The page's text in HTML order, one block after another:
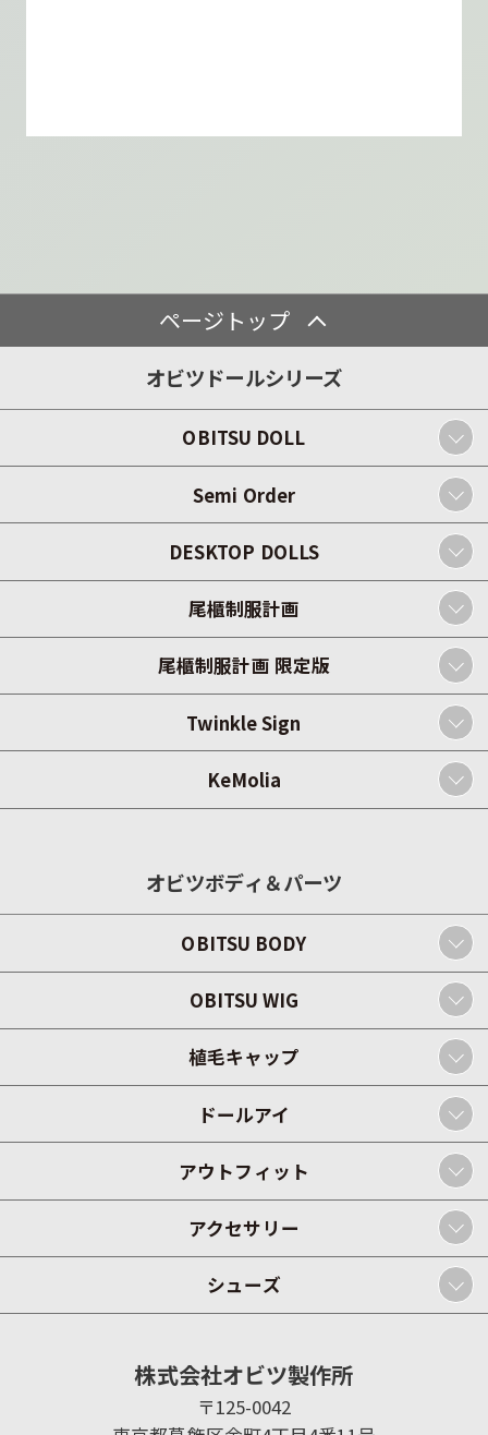
ページトップ
オビツドールシリーズ
OBITSU DOLL
Semi Order
DESKTOP DOLLS
尾櫃制服計画
尾櫃制服計画 限定版
Twinkle Sign
KeMolia
オビツボディ＆パーツ
OBITSU BODY
OBITSU WIG
植毛キャップ
ドールアイ
アウトフィット
アクセサリー
シューズ
株式会社オビツ製作所
〒125-0042